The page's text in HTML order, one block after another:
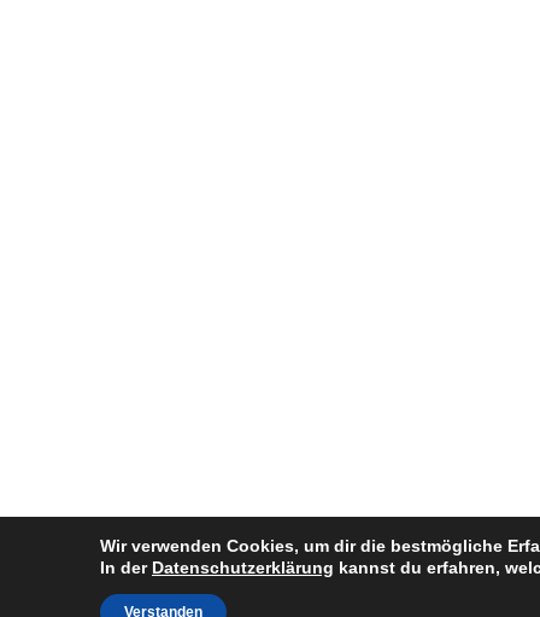
Wir verwenden Cookies, um dir die bestmögliche
In der Datenschutzerklärung kannst du erfahren,
Verstanden